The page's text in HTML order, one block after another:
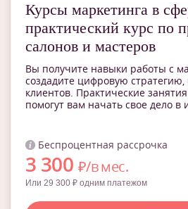
Курсы маркетинга в
практический курс по
салонов и мастеров
Вы получите навыки работы с
создадите цифровую
клиентов. Практические
помогут вам начать свое дело в
Беспроцентная рассрочка
3 300 ₽/в мес.
Или 29 300 ₽ одним платежом